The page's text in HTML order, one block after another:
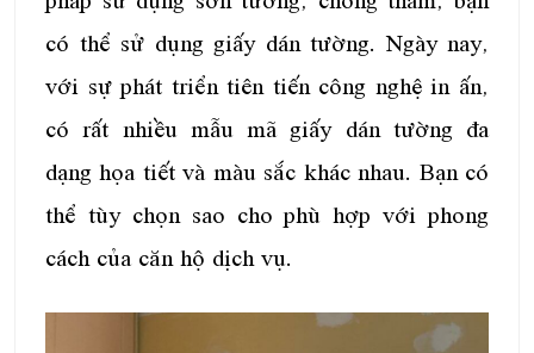
có thể sử dụng giấy dán tường. Ngày nay,
với sự phát triển tiên tiến công nghệ in ấn,
có rất nhiều mẫu mã giấy dán tường đa
dạng họa tiết và màu sắc khác nhau. Bạn có
thể tùy chọn sao cho phù hợp với phong
cách của căn hộ dịch vụ.